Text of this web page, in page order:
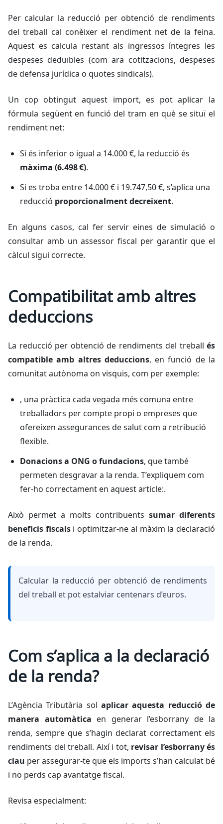
Per calcular la reducció per obtenció de rendiments
del treball cal conèixer el rendiment net de la feina.
Aquest es calcula restant als ingressos íntegres les
despeses deduïbles (com ara cotitzacions, despeses
de defensa jurídica o quotes sindicals).
Un cop obtingut aquest import, es pot aplicar la
fórmula següent en funció del tram en què se situï el
rendiment net:
Si és inferior o igual a 14.000 €, la reducció és
màxima (6.498 €).
Si es troba entre 14.000 € i 19.747,50 €, s’aplica una
reducció proporcionalment decreixent.
En alguns casos, cal fer servir eines de simulació o
consultar amb un assessor fiscal per garantir que el
càlcul sigui correcte.
Compatibilitat amb altres
deduccions
La reducció per obtenció de rendiments del treball és
compatible amb altres deduccions, en funció de la
comunitat autònoma on visquis, com per exemple:
, una pràctica cada vegada més comuna entre
treballadors per compte propi o empreses que
ofereixen assegurances de salut com a retribució
flexible.
Donacions a ONG o fundacions, que també
permeten desgravar a la renda. T’expliquem com
fer-ho correctament en aquest article:.
Això permet a molts contribuents sumar diferents
beneficis fiscalsi optimitzar-ne al màxim la declaració
de la renda.
Calcular la reducció per obtenció de rendiments
del treball et pot estalviar centenars d’euros.
Com s’aplica a la declaració
de la renda?
L’Agència Tributària sol aplicar aquesta reducció de
manera automàtica en generar l’esborrany de la
renda, sempre que s’hagin declarat correctament els
rendiments del treball. Així i tot, revisar l’esborrany és
clau per assegurar-te que els imports s’han calculat bé
i no perds cap avantatge fiscal.
Revisa especialment: